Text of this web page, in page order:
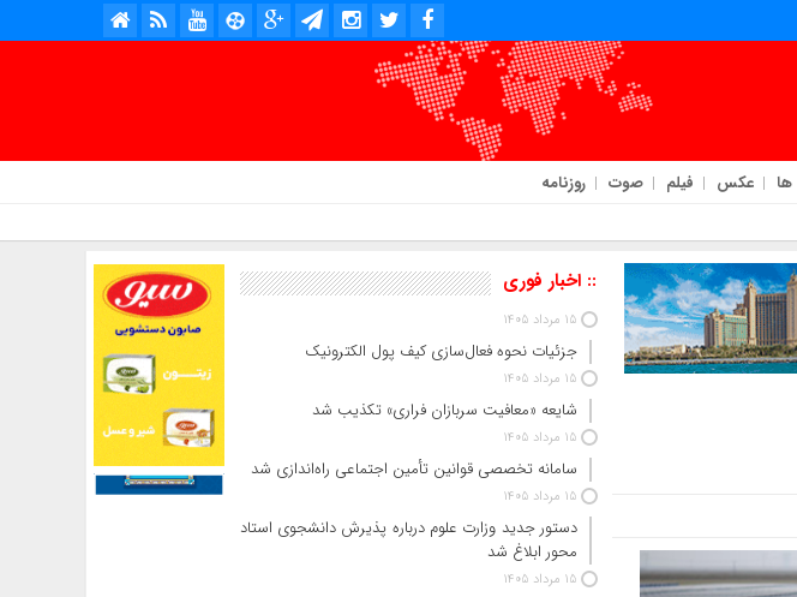
عکس فیلم صوت روزنامه
:: اخبار فوری
15 مرداد 1405
جزئیات نحوه فعال‌سازی کیف پول الکترونیک
15 مرداد 1405
شایعه «معافیت سربازان فراری» تکذیب شد
15 مرداد 1405
سامانه تخصصی قوانین تأمین اجتماعی راه‌اندازی شد
15 مرداد 1405
دستور جدید وزارت علوم درباره پذیرش دانشجوی استاد
محور ابلاغ شد
15 مرداد 1405